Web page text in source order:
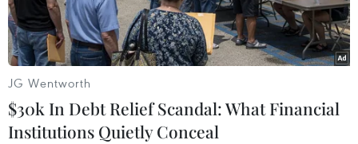
an điều tra xử lý theo quy định của pháp luật.
JG Wentworth
$30k In Debt Relief Scandal: What Financial
Institutions Quietly Conceal